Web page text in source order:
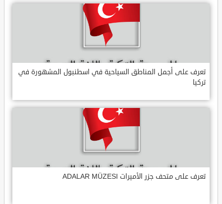
تعرف على أجمل المناطق السياحية في اسطنبول المشهورة في
تركيا
تعرف على متحف جزر الأميرات ADALAR MÜZESI